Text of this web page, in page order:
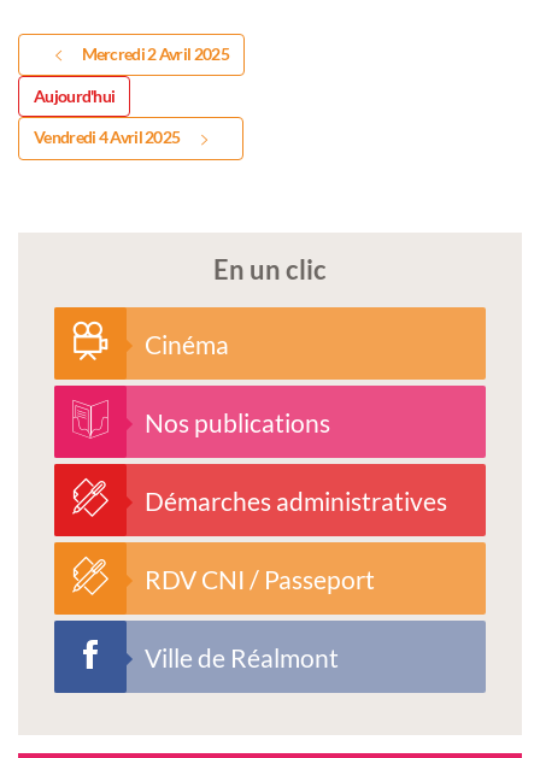
Mercredi 2 Avril 2025
Aujourd'hui
Vendredi 4 Avril 2025
En un clic
Cinéma
Nos publications
Démarches administratives
RDV CNI / Passeport
Ville de Réalmont